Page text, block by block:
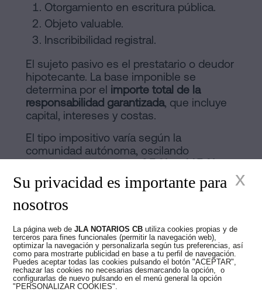
Otorgamiento en escritura pública.
Objeto valuable.
Inscribibilidad registral.
El sujeto pasivo es el prestatario o deudor
hipotecante. La base imponible se
determina por el importe total de la
responsabilidad garantizada, que incluye
capital, intereses y costas.
El tipo impositivo varía según la
comunidad autónoma, oscilando
habitualmente entre el0,5 % y el 1,5 %.
IVA e ITP
Estas operaciones no implican
transmisión patrimonial ni prestación de
servicios, por lo que no están sujetas al
Su privacidad es importante para
nosotros
La página web de JLA NOTARIOS CB utiliza cookies propias y de
terceros para fines funcionales (permitir la navegación web),
optimizar la navegación y personalizarla según tus preferencias, así
como para mostrarte publicidad en base a tu perfil de navegación.
Puedes aceptar todas las cookies pulsando el botón "ACEPTAR",
rechazar las cookies no necesarias desmarcando la opción, o
configurarlas de nuevo pulsando en el menú general la opción
"PERSONALIZAR COOKIES".
x